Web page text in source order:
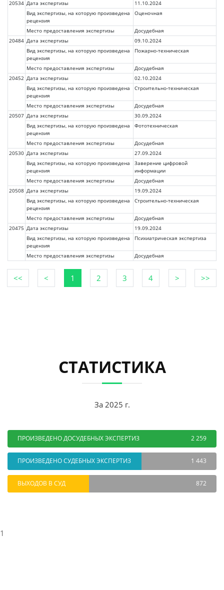
20534 Дата экспертизы
11.10.2024
Вид экспертизы, на которую произведена
рецензия
Оценочная
Место предоставления экспертизы
Досудебная
20484 Дата экспертизы
09.10.2024
Вид экспертизы, на которую произведена
рецензия
Пожарно-техническая
Место предоставления экспертизы
Досудебная
20452 Дата экспертизы
02.10.2024
Вид экспертизы, на которую произведена
рецензия
Строительно-техническая
Место предоставления экспертизы
Досудебная
20507 Дата экспертизы
30.09.2024
Вид экспертизы, на которую произведена
рецензия
Фототехническая
Место предоставления экспертизы
Досудебная
20530 Дата экспертизы
27.09.2024
Вид экспертизы, на которую произведена
рецензия
Заверение цифровой
информации
Место предоставления экспертизы
Досудебная
20508 Дата экспертизы
19.09.2024
Вид экспертизы, на которую произведена
рецензия
Строительно-техническая
Место предоставления экспертизы
Досудебная
20475 Дата экспертизы
19.09.2024
Вид экспертизы, на которую произведена
рецензия
Психиатрическая экспертиза
Место предоставления экспертизы Досудебная
<< < 1 2 3 4 > >>
СТАТИСТИКА
За 2025 г.
ПРОИЗВЕДЕНО ДОСУДЕБНЫХ ЭКСПЕРТИЗ 2 259
ПРОИЗВЕДЕНО СУДЕБНЫХ ЭКСПЕРТИЗ 1 443
ВЫХОДОВ В СУД 872
1